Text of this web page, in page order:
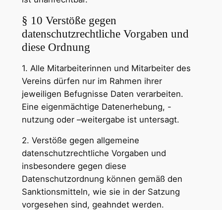
§ 10 Verstöße gegen
datenschutzrechtliche Vorgaben und
diese Ordnung
1. Alle Mitarbeiterinnen und Mitarbeiter des
Vereins dürfen nur im Rahmen ihrer
jeweiligen Befugnisse Daten verarbeiten.
Eine eigenmächtige Datenerhebung, -
nutzung oder –weitergabe ist untersagt.
2. Verstöße gegen allgemeine
datenschutzrechtliche Vorgaben und
insbesondere gegen diese
Datenschutzordnung können gemäß den
Sanktionsmitteln, wie sie in der Satzung
vorgesehen sind, geahndet werden.